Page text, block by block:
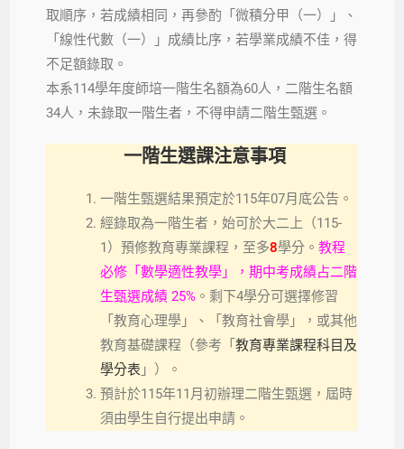
取順序，若成績相同，再參酌「微積分甲（一）」、
「線性代數（一）」成績比序，若學業成績不佳，得
不足額錄取。
本系114學年度師培一階生名額為60人，二階生名額
34人，未錄取一階生者，不得申請二階生甄選。
一階生選課注意事項
一階生甄選結果預定於115年07月底公告。
經錄取為一階生者，始可於大二上（115-
1）預修教育專業課程，至多8學分。教程
必修「數學適性教學」，期中考成績占二階
生甄選成績 25% 。剩下4學分可選擇修習
「教育心理學」、「教育社會學」，或其他
教育基礎課程（參考「教育專業課程科目及
學分表 」）。
預計於115年11月初辦理二階生甄選，屆時
須由學生自行提出申請。